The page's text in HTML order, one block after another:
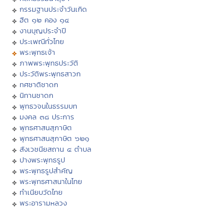
กรรมฐานประจำวันเกิด
ฮีต ๑๒ คอง ๑๔
งานบุญประจำปี
ประเพณีทั่วไทย
พระพุทธเจ้า
ภาพพระพุทธประวัติ
ประวัติพระพุทธสาวก
ทศชาติชาดก
นิทานชาดก
พุทธวจนในธรรมบท
มงคล ๓๘ ประการ
พุทธศาสนสุภาษิต
พุทธศาสนสุภาษิต ๖๒๑
สังเวชนียสถาน ๔ ตำบล
ปางพระพุทธรูป
พระพุทธรูปสำคัญ
พระพุทธศาสนาในไทย
ทำเนียบวัดไทย
พระอารามหลวง